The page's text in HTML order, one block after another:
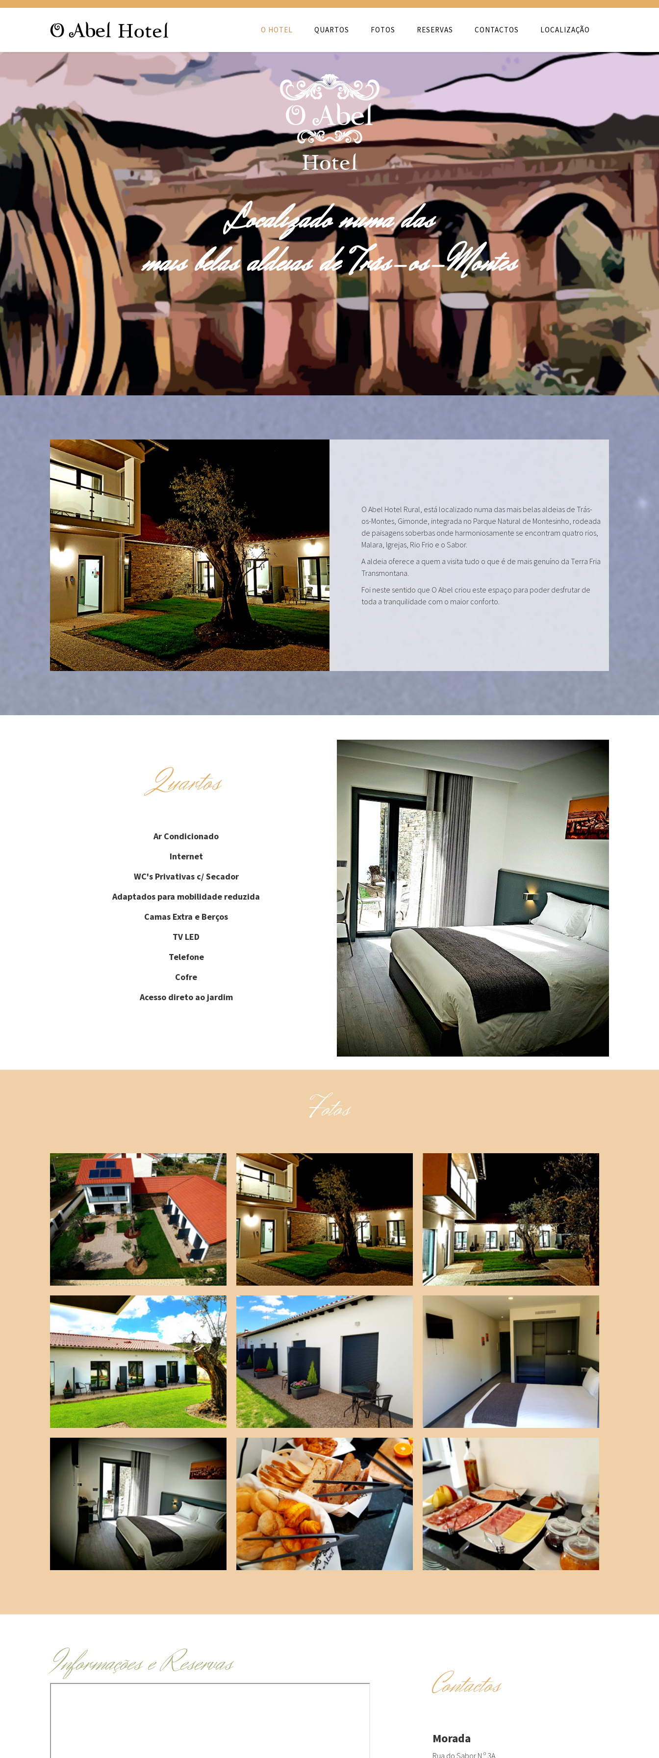
O HOTEL QUARTOS FOTOS RESERVAS CONTACTOS LOCALIZAÇÃO
Localizado numa das
mais belas aldeias de Trás-os-Montes
O Abel Hotel Rural, está localizado numa das mais belas aldeias de Trás-
os-Montes, Gimonde, integrada no Parque Natural de Montesinho, rodeada
de paisagens soberbas onde harmoniosamente se encontram quatro rios,
Malara, Igrejas, Rio Frio e o Sabor.
A aldeia oferece a quem a visita tudo o que é de mais genuíno da Terra Fria
Transmontana.
Foi neste sentido que O Abel criou este espaço para poder desfrutar de
toda a tranquilidade com o maior conforto.
Quartos
Ar Condicionado
Internet
WC's Privativas c/ Secador
Adaptados para mobilidade reduzida
Camas Extra e Berços
TV LED
Telefone
Cofre
Acesso direto ao jardim
Fotos
Informações e Reservas
Contactos
Morada
Rua do Sabor N.º 3A